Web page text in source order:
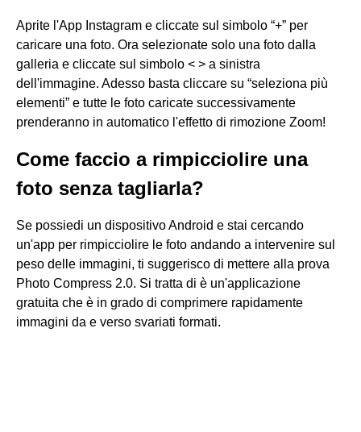
Aprite l'App Instagram e cliccate sul simbolo “+” per
caricare una foto. Ora selezionate solo una foto dalla
galleria e cliccate sul simbolo < > a sinistra
dell'immagine. Adesso basta cliccare su “seleziona più
elementi” e tutte le foto caricate successivamente
prenderanno in automatico l'effetto di rimozione Zoom!
Come faccio a rimpicciolire una
foto senza tagliarla?
Se possiedi un dispositivo Android e stai cercando
un'app per rimpicciolire le foto andando a intervenire sul
peso delle immagini, ti suggerisco di mettere alla prova
Photo Compress 2.0. Si tratta di è un'applicazione
gratuita che è in grado di comprimere rapidamente
immagini da e verso svariati formati.